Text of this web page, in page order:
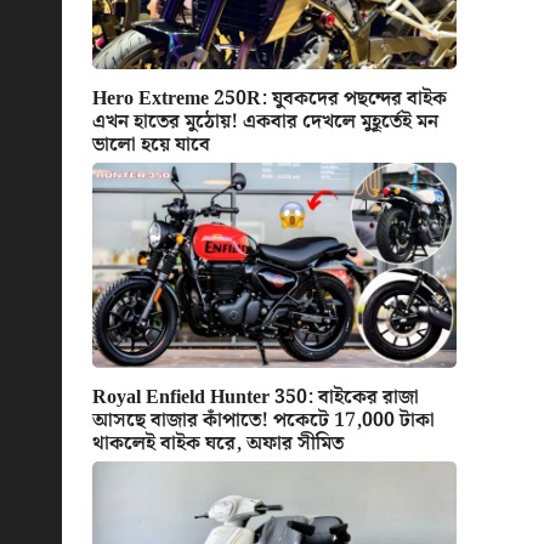
Hero Extreme 250R: যুবকদের পছন্দের বাইক
এখন হাতের মুঠোয়! একবার দেখলে মুহূর্তেই মন
ভালো হয়ে যাবে
Royal Enfield Hunter 350: বাইকের রাজা
আসছে বাজার কাঁপাতে! পকেটে 17,000 টাকা
থাকলেই বাইক ঘরে, অফার সীমিত